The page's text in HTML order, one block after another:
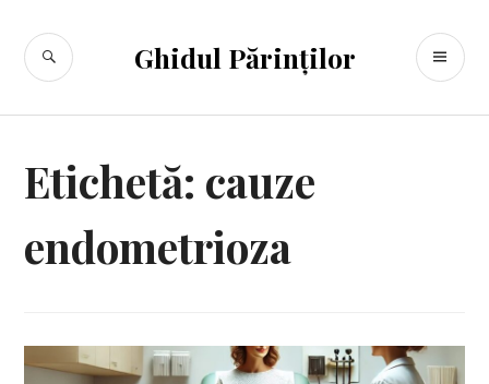
conținut
Ghidul Părinților
CĂUTARE
Etichetă: cauze
endometrioza